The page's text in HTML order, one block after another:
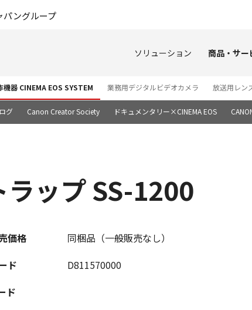
パングループ
ソリューション 商品・サー
機器 CINEMA EOS SYSTEM 業務用デジタルビデオカメラ 放送用レン
グ Canon Creator Society ドキュメンタリー×CINEMA EOS
ップ SS-1200
価格
同梱品（一般販売なし）
ド
D811570000
ド